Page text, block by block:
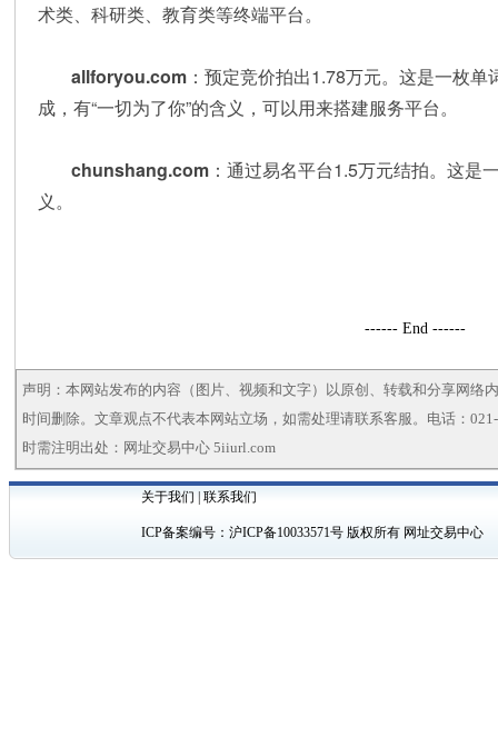
术类、科研类、教育类等终端平台。
allforyou.com：预定竞价拍出1.78万元。这是一枚单
成，有“一切为了你”的含义，可以用来搭建服务平台。
chunshang.com：通过易名平台1.5万元结拍。这是
义。
------ End ------
声明：本网站发布的内容（图片、视频和文字）以原创、转载和分享网络
时间删除。文章观点不代表本网站立场，如需处理请联系客服。电话：
时需注明出处：网址交易中心 5iiurl.com
关于我们 |联系我们
ICP备案编号：沪ICP备10033571号 版权所有 网址交易中心